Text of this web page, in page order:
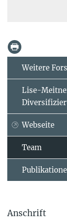
Weitere
Lise-
Webseite
Team
Anschrift